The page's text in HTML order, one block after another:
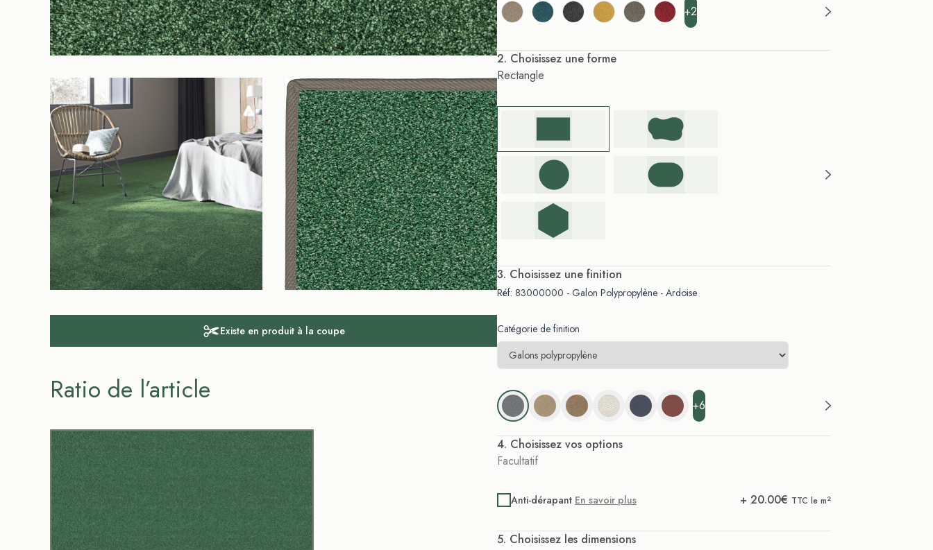
Existe en produit à la coupe
Ratio de l’article
+2
. Choisissez une forme
Rectangle
. Choisissez une finition
Réf: 83000000 - Galon Polypropylène - Ardoise
Catégorie de finition
+6
. Choisissez vos options
Facultatif
Anti-dérapant En savoir plus + 20.00€ TTC le m2
. Choisissez les dimensions